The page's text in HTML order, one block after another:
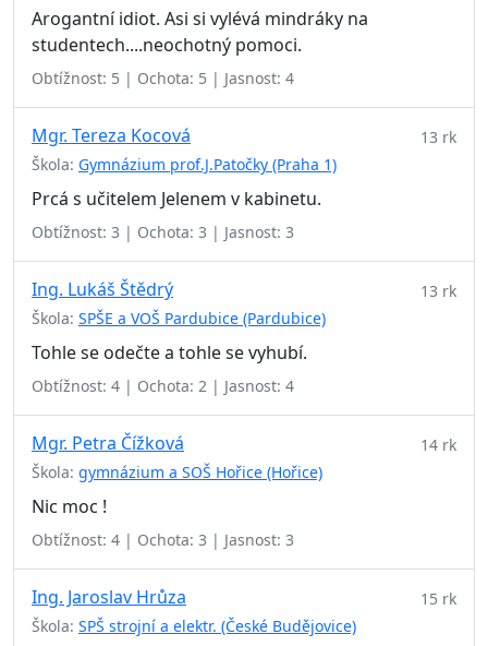
Arogantní idiot. Asi si vylévá mindráky na
studentech....neochotný pomoci.
Obtížnost: 5 | Ochota: 5 | Jasnost: 4
Mgr. Tereza Kocová
Škola: Gymnázium prof.J.Patočky (Praha 1)
13 rk
Prcá s učitelem Jelenem v kabinetu.
Obtížnost: 3 | Ochota: 3 | Jasnost: 3
Ing. Lukáš Štědrý
Škola: SPŠE a VOŠ Pardubice (Pardubice)
13 rk
Tohle se odečte a tohle se vyhubí.
Obtížnost: 4 | Ochota: 2 | Jasnost: 4
Mgr. Petra Čížková
Škola: gymnázium a SOŠ Hořice (Hořice)
14 rk
Nic moc !
Obtížnost: 4 | Ochota: 3 | Jasnost: 3
Ing. Jaroslav Hrůza
Škola: SPŠ strojní a elektr. (České Budějovice)
15 rk